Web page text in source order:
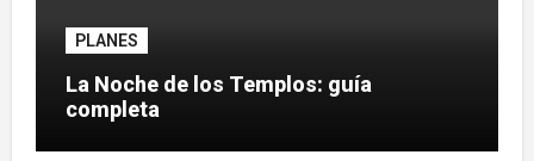
PLANES
La Noche de los Templos: guía
completa